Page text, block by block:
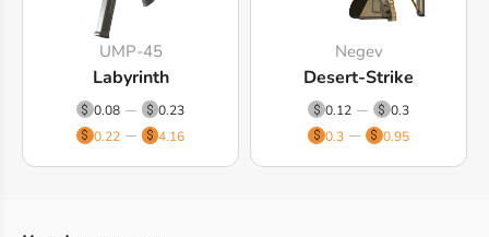
UMP-45
Labyrinth
0.08
0.23
0.22
4.16
Negev
Desert-Strike
0.12
0.3
0.3
0.95